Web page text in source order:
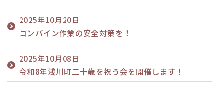
2025年10月20日
コンバイン作業の安全対策を！
2025年10月08日
令和8年浅川町二十歳を祝う会を開催します！